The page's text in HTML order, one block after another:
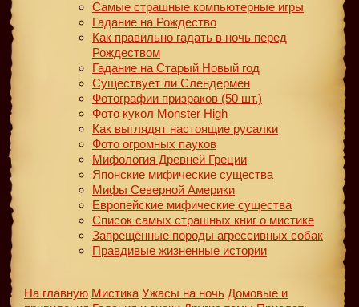
Самые страшные компьютерные игры
Гадание на Рождество
Как правильно гадать в ночь перед
Рождеством
Гадание на Старый Новый год
Существует ли Слендермен
Фотографии призраков (50 шт.)
Фото кукол Monster High
Как выглядят настоящие русалки
Фото огромных пауков
Мифология Древней Греции
Японские мифические существа
Мифы Северной Америки
Европейские мифические существа
Список самых страшных книг о мистике
Запрещённые породы агрессивных собак
Правдивые жизненные истории
На главную Мистика Ужасы на ночь Домовые и